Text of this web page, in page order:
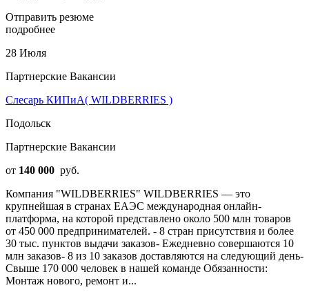
Отправить резюме
подробнее
28 Июля
Партнерские Вакансии
Слесарь КИПиА( WILDBERRIES )
Подольск
Партнерские Вакансии
от 140 000 руб.
Компания "WILDBERRIES" WILDBERRIES — это
крупнейшая в странах ЕАЭС международная онлайн-
платформа, на которой представлено около 500 млн товаров
от 450 000 предпринимателей. - 8 стран присутствия и более
30 тыс. пунктов выдачи заказов- Ежедневно совершаются 10
млн заказов- 8 из 10 заказов доставляются на следующий день-
Свыше 170 000 человек в нашей команде Обязанности:
Монтаж нового, ремонт и...